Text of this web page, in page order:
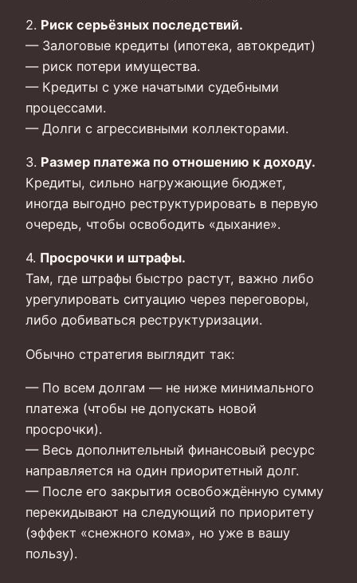
2. Риск серьёзных последствий.
— Залоговые кредиты (ипотека, автокредит)
— риск потери имущества.
— Кредиты с уже начатыми судебными
процессами.
— Долги с агрессивными коллекторами.
3. Размер платежа по отношению к доходу.
Кредиты, сильно нагружающие бюджет,
иногда выгодно реструктурировать в первую
очередь, чтобы освободить «дыхание».
4. Просрочки и штрафы.
Там, где штрафы быстро растут, важно либо
урегулировать ситуацию через переговоры,
либо добиваться реструктуризации.
Обычно стратегия выглядит так:
— По всем долгам — не ниже минимального
платежа (чтобы не допускать новой
просрочки).
— Весь дополнительный финансовый ресурс
направляется на один приоритетный долг.
— После его закрытия освобождённую сумму
перекидывают на следующий по приоритету
(эффект «снежного кома», но уже в вашу
пользу).